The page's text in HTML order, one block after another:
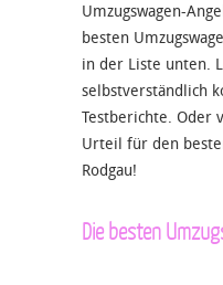
Umzugswagen-
besten
in der Liste unten.
selbstverständlich
Testberichte. Oder
Urteil für den
Rodgau!
Die besten